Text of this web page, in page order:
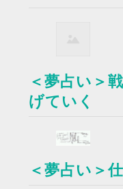
＜夢占い＞
げていく
＜夢占い＞